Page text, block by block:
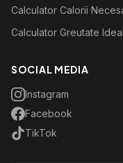
Calculator Calorii
Calculator Greutate
SOCIAL MEDIA
Instagram
Facebook
TikTok